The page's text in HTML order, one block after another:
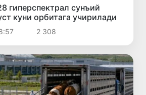
гиперспектрал сунъий
куни орбитага учирилади
2 308